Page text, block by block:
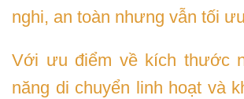
nghi, an toàn nhưng vẫn tối
Với ưu điểm về kích thước
năng di chuyển linh hoạt và